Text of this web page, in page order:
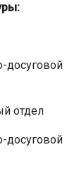
досуговой
отдел
досуговой